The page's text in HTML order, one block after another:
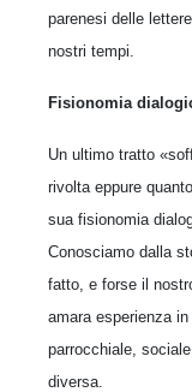
parenesi delle
nostri tempi.
Fisionomia
Un ultimo tratto
rivolta eppure
sua fisionomia
Conosciamo dalla
fatto, e forse il
amara esperienza
parrocchia­le,
diversa.